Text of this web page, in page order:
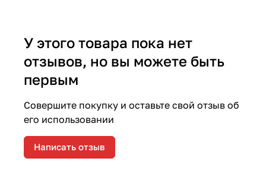
У этого товара пока нет
отзывов, но вы можете быть
первым
Совершите покупку и оставьте свой отзыв об
его использовании
Написать отзыв